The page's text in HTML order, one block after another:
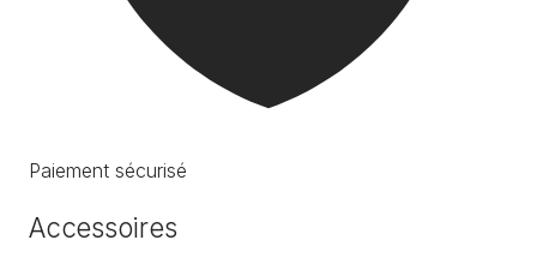
Paiement sécurisé
Accessoires